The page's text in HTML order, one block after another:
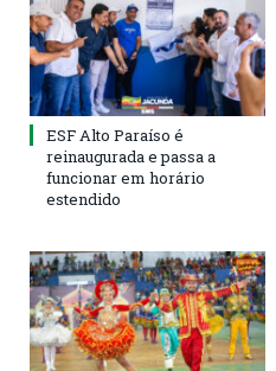
ESF Alto Paraíso é
reinaugurada e passa a
funcionar em horário
estendido